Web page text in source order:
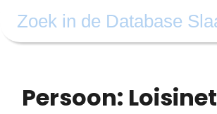
Persoon: Loisinet